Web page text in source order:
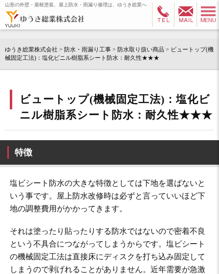
山形の外壁・屋根塗装、屋上防水・雨漏り修理は、ゆうき総業へ
ゆうき総業株式会社 > 防水・雨漏り工事 > 防水取り扱い商品 > ビュートップ(機
械固定工法)：塩化ビニル樹脂系シート防水：耐久性★★★
ビュートップ(機械固定工法)：塩化ビ
ニル樹脂系シート防水：耐久性★★★
特徴
塩ビシート防水の大きな特徴としては下地を選ばないと
いう事です。屋上防水改修時は必ずと言っていいほど下
地の調整費用がかかってきます。
それは塗ったり貼ったりする防水ではないので密着不良
という不具合につながってしまうからです。塩ビシート
の機械固定工法は直接床にディスクを打ち込み固定して
しまうので剥げれることがありません。近年需要が急激